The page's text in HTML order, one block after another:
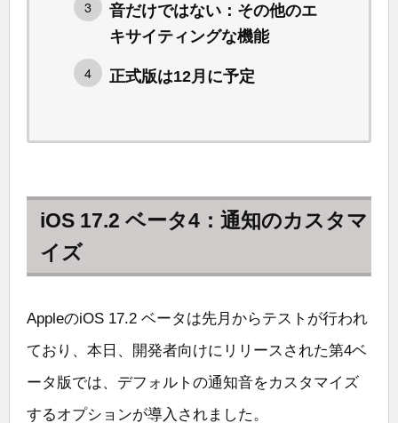
音だけではない：その他のエ
キサイティングな機能
正式版は12月に予定
iOS 17.2 ベータ4：通知のカスタマ
イズ
AppleのiOS 17.2 ベータは先月からテストが行われ
ており、本日、開発者向けにリリースされた第4ベ
ータ版では、デフォルトの通知音をカスタマイズ
するオプションが導入されました。